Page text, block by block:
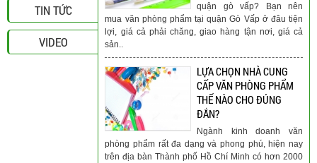
TIN TỨC
VIDEO
quận gò vấp? Bạn nên
mua văn phòng phẩm tại quận Gò Vấp ở đâu tiện
lợi, giá cả phải chăng, giao hàng tận nơi, giá cả
sản..
LỰA CHỌN NHÀ CUNG
CẤP VĂN PHÒNG PHẨM
THẾ NÀO CHO ĐÚNG
ĐẮN?
Ngành kinh doanh văn
phòng phẩm rất đa dạng và phong phú, hiện nay
trên địa bàn Thành phố Hồ Chí Minh có hơn 2000